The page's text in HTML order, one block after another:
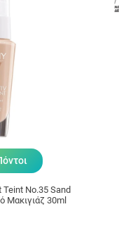
No.35 Sand
Μακιγιάζ 30ml